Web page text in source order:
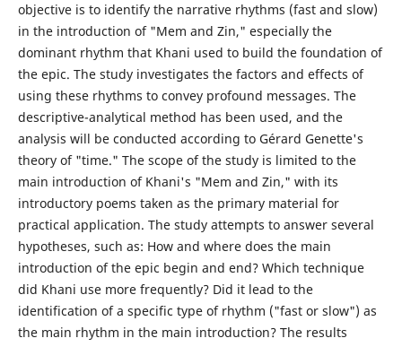
objective is to identify the narrative rhythms (fast and slow)
in the introduction of "Mem and Zin," especially the
dominant rhythm that Khani used to build the foundation of
the epic. The study investigates the factors and effects of
using these rhythms to convey profound messages. The
descriptive-analytical method has been used, and the
analysis will be conducted according to Gérard Genette's
theory of "time." The scope of the study is limited to the
main introduction of Khani's "Mem and Zin," with its
introductory poems taken as the primary material for
practical application. The study attempts to answer several
hypotheses, such as: How and where does the main
introduction of the epic begin and end? Which technique
did Khani use more frequently? Did it lead to the
identification of a specific type of rhythm ("fast or slow") as
the main rhythm in the main introduction? The results